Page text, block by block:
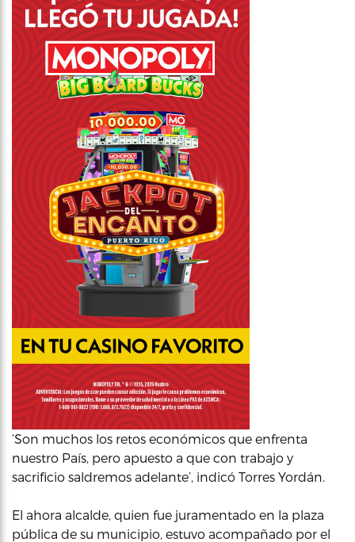
‘Son muchos los retos económicos que enfrenta
nuestro País, pero apuesto a que con trabajo y
sacrificio saldremos adelante’, indicó Torres Yordán.
El ahora alcalde, quien fue juramentado en la plaza
pública de su municipio, estuvo acompañado por el